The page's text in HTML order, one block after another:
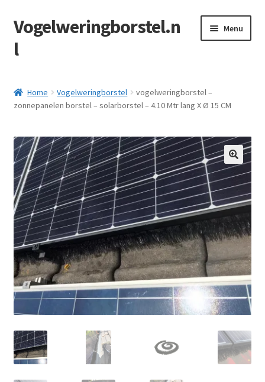
Ga
door
naar
Ga
naar
de
Vogelweringborstel.n
l
Menu
Afrekenen
Algemene Voorwaarden
Contact
Herroepingsformulier
Mijn account
Privacy policy
shop pagina
Verlanglijst
Home Vogelweringborstel
vogelweringborstel –
zonnepanelen borstel – solarborstel – 4.10 Mtr lang X Ø 15 CM